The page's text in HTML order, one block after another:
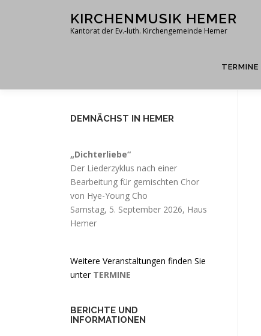
KIRCHENMUSIK HEMER
Kantorat der Ev.-luth. Kirchengemeinde Hemer
TERMINE
DEMNÄCHST IN HEMER
„Dichterliebe“
Der Liederzyklus nach einer
Bearbeitung für gemischten Chor
von Hye-Young Cho
Samstag, 5. September 2026, Haus
Hemer
Weitere Veranstaltungen finden Sie
unter TERMINE
BERICHTE UND
INFORMATIONEN